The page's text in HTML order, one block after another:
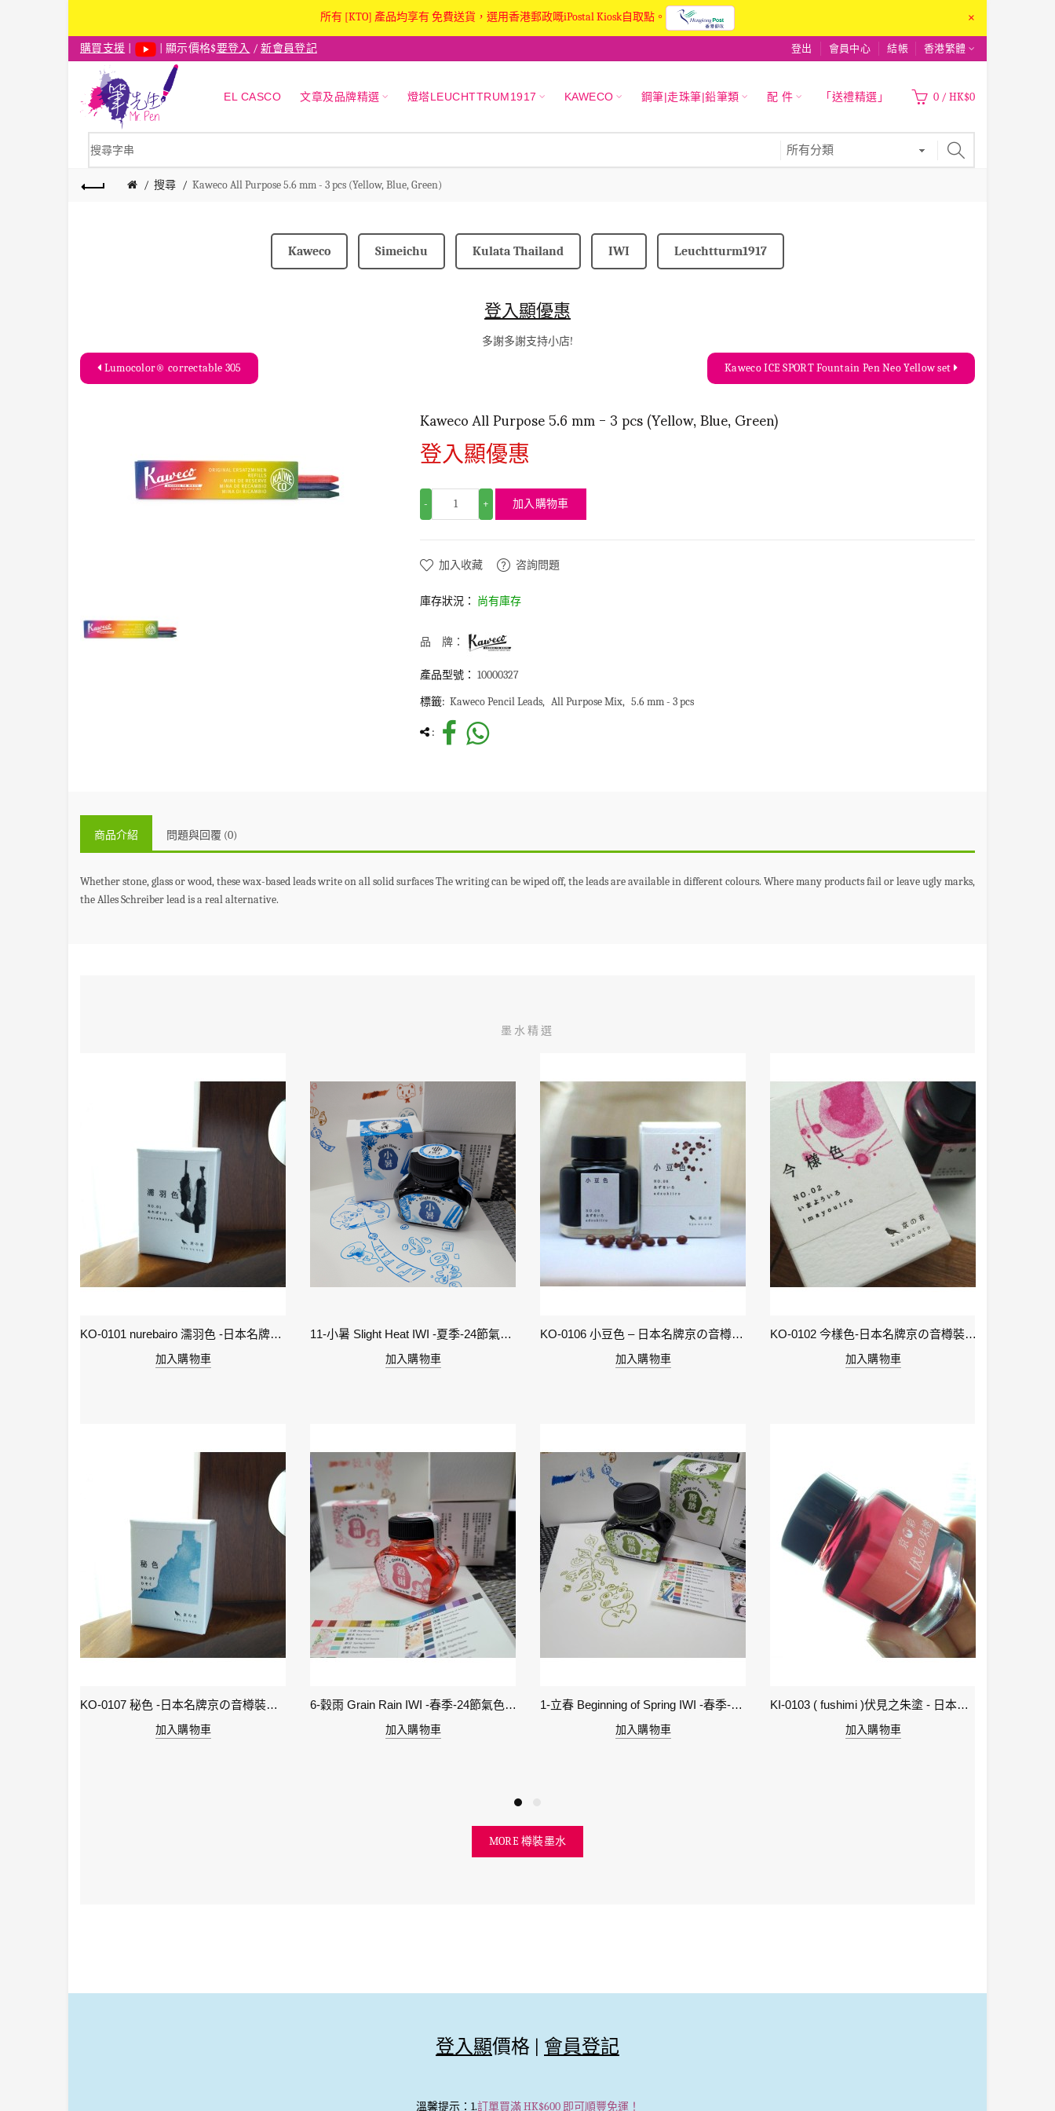
所有 [KTO] 產品均享有 免費送貨，選用香港郵政嘅iPostal Kiosk自取點。 ×
購買支援 | 顯示價格$要登入 /新會員登記 登出 會員中心 結帳 香港繁體
EL CASCO 文章及品牌精選 燈塔LEUCHTTRUM1917 KAWECO 鋼筆|走珠筆|鉛筆類 配 件 「送禮精選」 0 / HK$0
搜尋 Kaweco All Purpose 5.6 mm - 3 pcs (Yellow, Blue, Green)
Kaweco Simeichu Kulata Thailand IWI Leuchtturm1917
登入顯優惠
多謝多謝支持小店!
Lumocolor® correctable 305
Kaweco ICE SPORT Fountain Pen Neo Yellow set
Kaweco All Purpose 5.6 mm - 3 pcs (Yellow, Blue, Green)
登入顯優惠
- + 加入購物車
加入收藏 咨詢問題
庫存狀況： 尚有庫存
品 牌：
產品型號： 10000327
標籤: Kaweco Pencil Leads All Purpose Mix 5.6 mm - 3 pcs
:
商品介紹 問題與回覆 (0)
Whether stone, glass or wood, these wax-based leads write on all solid surfacesThe writing can be wiped off, the leads are available in different colours. Where many products fail or leave ugly marks,
the Alles Schreiber lead is a real alternative.
墨水精選
KO-0101 nurebairo 濡羽色 -日本名牌京の音樽裝鋼筆墨水40ml 4573356130012
加入購物車
KO-0107 秘色 -日本名牌京の音樽裝鋼筆墨水 4573356130234 - 40ml
加入購物車
11-小暑 Slight Heat IWI -夏季-24節氣色澤鋼筆墨水
加入購物車
6-穀雨 Grain Rain IWI -春季-24節氣色澤鋼筆墨水
加入購物車
KO-0106 小豆色 – 日本名牌京の音樽裝鋼筆墨水40ml 4573356130159
加入購物車
1-立春 Beginning of Spring IWI -春季-24節氣色澤鋼筆墨水
加入購物車
KO-0102 今樣色-日本名牌京の音樽裝鋼筆墨水40ml 4573356130029
加入購物車
KI-0103 ( fushimi )伏見之朱塗 - 日本名牌京彩樽裝鋼筆墨水40ml
加入購物車
MORE 樽裝墨水
登入顯價格 | 會員登記
溫馨提示：1.訂單買滿 HK$600 即可順豐免運！